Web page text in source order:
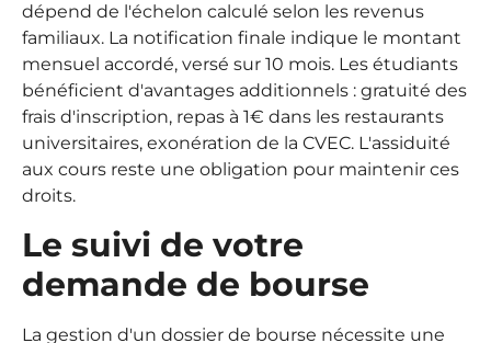
dépend de l'échelon calculé selon les revenus
familiaux. La notification finale indique le montant
mensuel accordé, versé sur 10 mois. Les étudiants
bénéficient d'avantages additionnels : gratuité des
frais d'inscription, repas à 1€ dans les restaurants
universitaires, exonération de la CVEC. L'assiduité
aux cours reste une obligation pour maintenir ces
droits.
Le suivi de votre
demande de bourse
La gestion d'un dossier de bourse nécessite une